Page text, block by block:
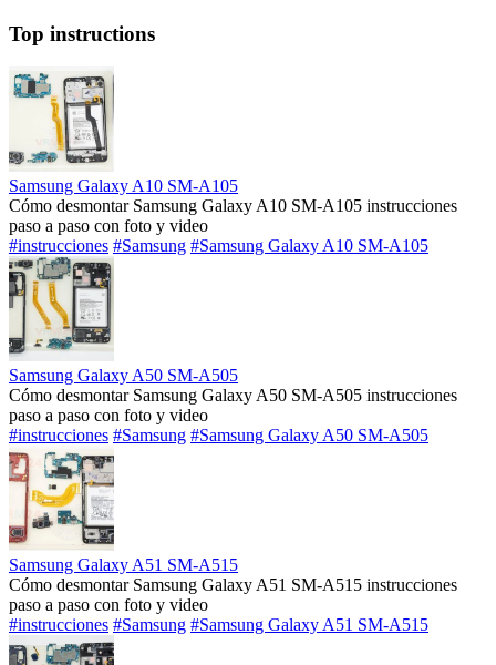
Top instructions
Samsung Galaxy A10 SM-A105
Cómo desmontar Samsung Galaxy A10 SM-A105 instrucciones
paso a paso con foto y video
#instrucciones #Samsung #Samsung Galaxy A10 SM-A105
Samsung Galaxy A50 SM-A505
Cómo desmontar Samsung Galaxy A50 SM-A505 instrucciones
paso a paso con foto y video
#instrucciones #Samsung #Samsung Galaxy A50 SM-A505
Samsung Galaxy A51 SM-A515
Cómo desmontar Samsung Galaxy A51 SM-A515 instrucciones
paso a paso con foto y video
#instrucciones #Samsung #Samsung Galaxy A51 SM-A515